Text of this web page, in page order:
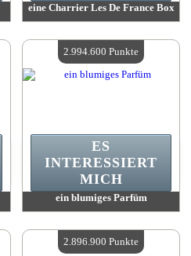
eine Charrier Les De France Box
Verfügbare Menge:4
ein blumiges Parfüm
Verfügbare Menge:4
ES
INTERESSIERT
MICH
2.994.600 Punkte
2.896.900 Punkte